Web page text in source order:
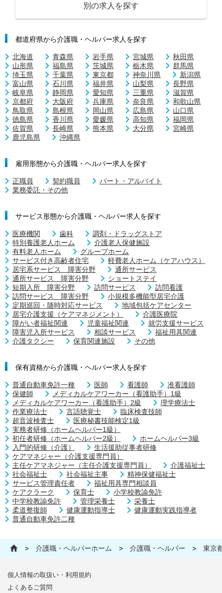
別の求人を探す
都道府県から介護職・ヘルパー求人を探す
北海道 青森県 岩手県 宮城県
秋田県
山形県
福島県 茨城県 栃木県
群馬県
埼玉県
千葉県 東京都 神奈川県
新潟県
富山県
石川県 福井県 山梨県
長野県
岐阜県
静岡県 愛知県 三重県
滋賀県
京都府
大阪府 兵庫県 奈良県
和歌山県
鳥取県
島根県 岡山県 広島県
山口県
徳島県
香川県 愛媛県 高知県
福岡県
佐賀県
長崎県 熊本県 大分県
宮崎県
鹿児島県
沖縄県
雇用形態から介護職・ヘルパー求人を探す
正職員 契約職員
パート・アルバイト
業務委託・その他
サービス形態から介護職・ヘルパー求人を探す
医療機関 歯科
調剤・ドラッグストア
特別養護老人ホーム
介護老人保健施設
有料老人ホーム
グループホーム
サービス付き高齢者住宅
軽費老人ホーム（ケアハウス）
居宅系サービス 障害分野
通所サービス
通所サービス 障害分野
ショートステイ
短期入所 障害分野
訪問サービス
訪問看護
訪問サービス 障害分野
小規模多機能型居宅介護
定期巡回・随時対応サービス
地域包括ケアセンター
居宅介護支援（ケアマネジメント）
介護医療院
障がい者福祉関連
児童福祉関連
就労支援サービス
障害児入所サービス
相談サービス
福祉用具関連
介護タクシー
保育関連施設 その他
保有資格から介護職・ヘルパー求人を探す
普通自動車免許一種 医師 看護師
准看護師
保健師
メディカルケアワーカー（看護助手）1級
メディカルケアワーカー（看護助手）2級
理学療法士
作業療法士
言語聴覚士
臨床検査技師
超音波検査士
医療秘書技能検定1級
実務者研修（ホームヘルパー1級）
初任者研修（ホームヘルパー2級）
ホームヘルパー3級
入門的研修（介護）
生活援助従事者研修
ケアマネジャー（介護支援専門員）
主任ケアマネジャー（主任介護支援専門員）
介護福祉士
社会福祉士
社会福祉主事
精神保健福祉士
サービス管理責任者
福祉用具専門相談員
ケアクラーク
保育士
小学校教諭免許
中学校教諭免許
管理栄養士
栄養士
柔道整復師
健康運動指導士
健康運動実践指導者
普通自動車免許二種
> 介護職・ヘルパーホーム > 介護職・ヘルパー > 東京
個人情報の取扱い・利用規約
よくあるご質問